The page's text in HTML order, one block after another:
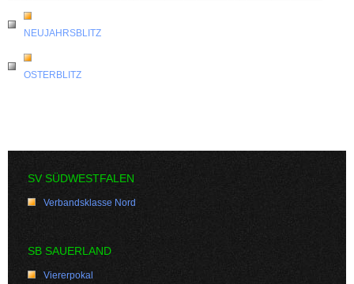
NEUJAHRSBLITZ
OSTERBLITZ
SV SÜDWESTFALEN
Verbandsklasse Nord
SB SAUERLAND
Viererpokal